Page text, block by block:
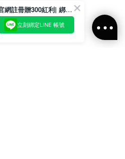
官網註冊贈300紅利| 綁定LINE再領取專屬優惠
立刻綁定LINE 帳號